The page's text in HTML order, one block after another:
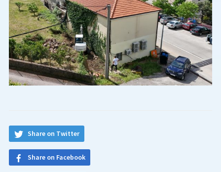
Share on Twitter
Share on Facebook